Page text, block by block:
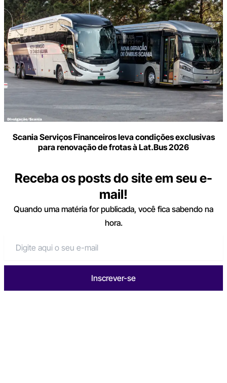
Scania Serviços Financeiros leva condições exclusivas
para renovação de frotas à Lat.Bus 2026
Receba os posts do site em seu e-
mail!
Quando uma matéria for publicada, você fica sabendo na
hora.
Inscrever-se